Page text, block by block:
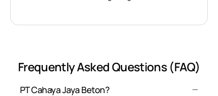
Frequently Asked Questions (FAQ)
PT Cahaya Jaya Beton?